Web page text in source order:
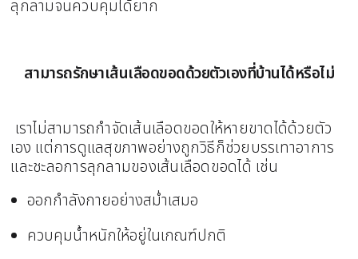
ลุกลามจนควบคุมได้ยาก
สามารถรักษาเส้นเลือดขอดด้วยตัวเองที่บ้านได้หรือไม่
เราไม่สามารถกำจัดเส้นเลือดขอดให้หายขาดได้ด้วยตัว
เอง แต่การดูแลสุขภาพอย่างถูกวิธีก็ช่วยบรรเทาอาการ
และชะลอการลุกลามของเส้นเลือดขอดได้ เช่น
ออกกำลังกายอย่างสม่ำเสมอ
ควบคุมน้ำหนักให้อยู่ในเกณฑ์ปกติ